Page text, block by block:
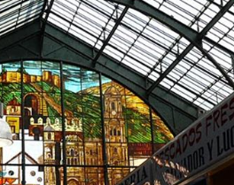
og udeliv
Shopping